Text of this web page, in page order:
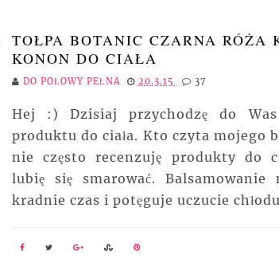
TOŁPA BOTANIC CZARNA RÓŻA
KONON DO CIAŁA
DO POŁOWY PEŁNA 20.3.15 37
Hej :) Dzisiaj przychodzę do
produktu do ciała. Kto czyta mojego
nie często recenzuję produkty do
lubię się smarować. Balsamowanie
kradnie czas i potęguje uczucie